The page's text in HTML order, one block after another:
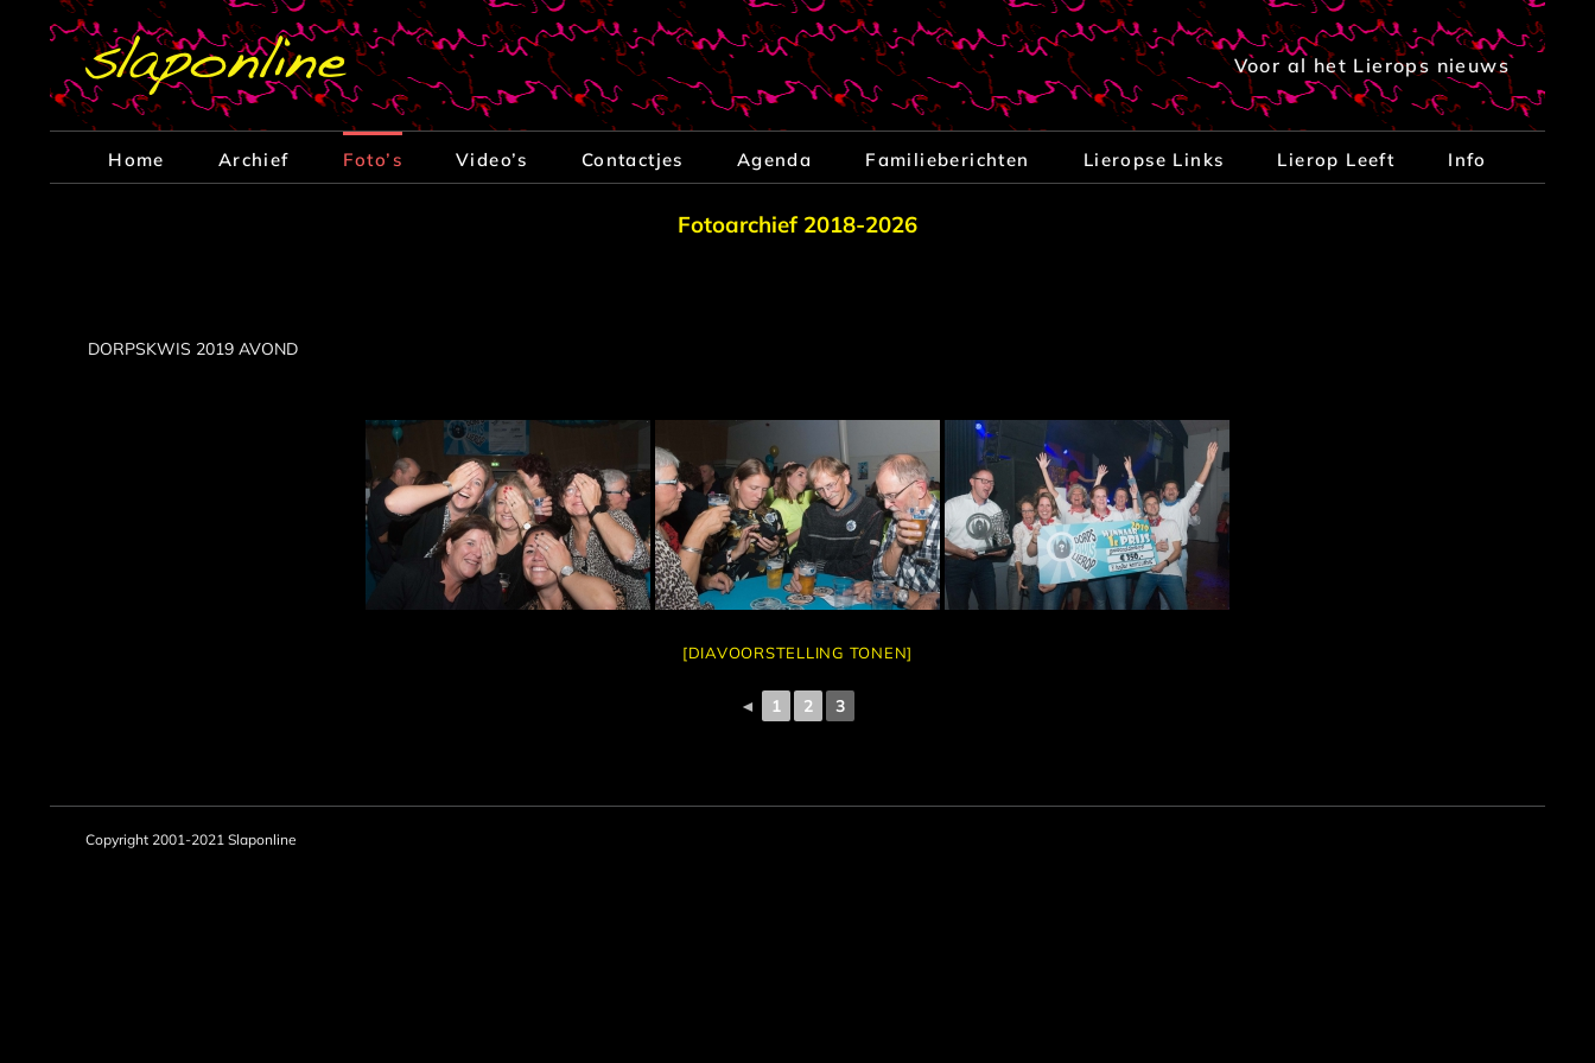
Voor al het Lierops nieuws
Home Archief Foto’s Video’s Contactjes Agenda Familieberichten Lieropse Links Lierop Leeft Info
Fotoarchief 2018-2026
DORPSKWIS 2019 AVOND
[DIAVOORSTELLING TONEN]
◄ 1 2 3
Copyright 2001-2021 Slaponline